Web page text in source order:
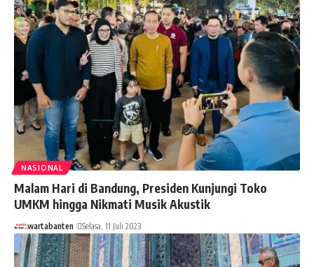
NASIONAL
Malam Hari di Bandung, Presiden Kunjungi Toko
UMKM hingga Nikmati Musik Akustik
wartabanten Selasa, 11 Juli 2023